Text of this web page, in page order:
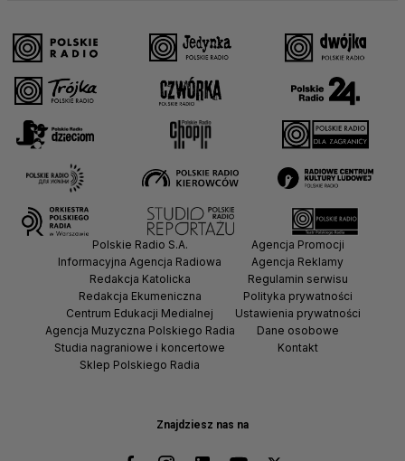
Znajdziesz nas na
Polskie Radio S.A.
Informacyjna Agencja Radiowa
Redakcja Katolicka
Redakcja Ekumeniczna
Centrum Edukacji Medialnej
Agencja Muzyczna Polskiego Radia
Studia nagraniowe i koncertowe
Sklep Polskiego Radia
Agencja Promocji
Agencja Reklamy
Regulamin serwisu
Polityka prywatności
Ustawienia prywatności
Dane osobowe
Kontakt